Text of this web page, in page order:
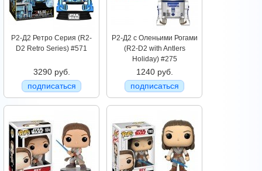
Р2-Д2 Ретро Серия (R2-
D2 Retro Series) #571
3290 руб.
подписаться
Р2-Д2 с Оленьими Рогами
(R2-D2 with Antlers
Holiday) #275
1240 руб.
подписаться